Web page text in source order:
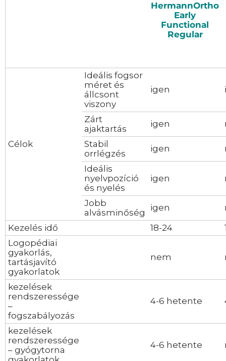
HermannOrtho
Early
Functional
Regular
Célok
Ideális fogsor
méret és
állcsont
viszony
igen
Zárt
ajaktartás
igen
Stabil
orrlégzés
igen
Ideális
nyelvpozíció
és nyelés
igen
Jobb
alvásminőség
igen
Kezelés idő
18-24
Logopédiai
gyakorlás,
tartásjavító
gyakorlatok
nem
kezelések
rendszeressége
–
fogszabályozás
4-6 hetente
kezelések
rendszeressége
– gyógytorna
4-6 hetente